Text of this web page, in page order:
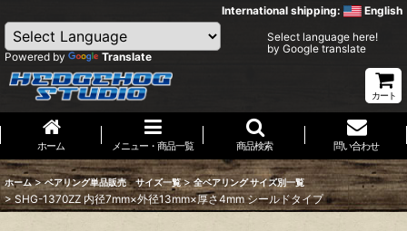
International shipping: English
Powered by Translate
Select language here!
by Google translate
カート
ホーム メニュー・商品一覧 商品検索 問い合わせ
ホーム > ベアリング単品販売 サイズ一覧 > 全ベアリング サイズ別一覧
> SHG-1370ZZ 内径7mm×外径13mm×厚さ4mm シールドタイプ